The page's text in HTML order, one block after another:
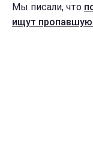
Мы писали, что
ищут